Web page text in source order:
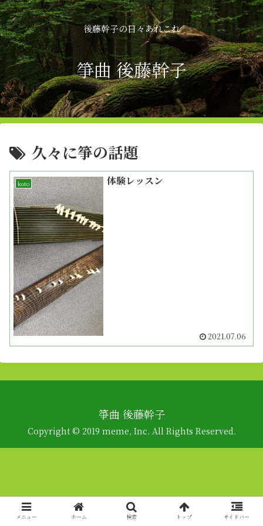
後藤幹子の日々あれこれ
箏曲 後藤幹子
久々に箏の話題
koto 体験レッスン
2021.07.06
箏曲 後藤幹子
Copyright © 2019 meme, Inc. All Rights Reserved.
メニュー ホーム 検索 トップ サイドバー